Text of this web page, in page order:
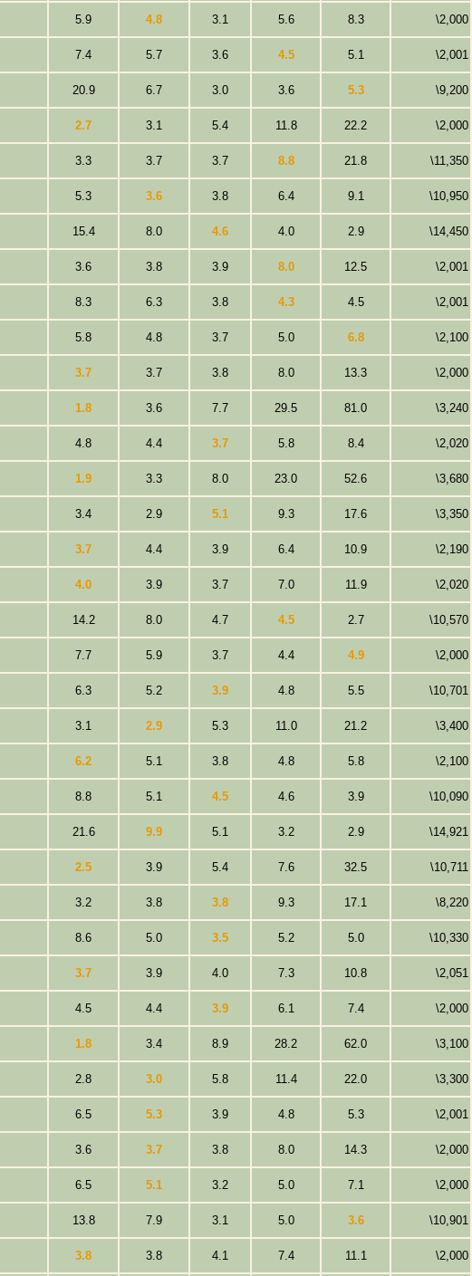
5.9 4.8 3.1 5.6 8.3 \2,000
7.4 5.7 3.6 4.5 5.1 \2,001
20.9 6.7 3.0 3.6 5.3 \9,200
2.7 3.1 5.4 11.8 22.2 \2,000
3.3 3.7 3.7 8.8 21.8 \11,350
5.3 3.6 3.8 6.4 9.1 \10,950
15.4 8.0 4.6 4.0 2.9 \14,450
3.6 3.8 3.9 8.0 12.5 \2,001
8.3 6.3 3.8 4.3 4.5 \2,001
5.8 4.8 3.7 5.0 6.8 \2,100
3.7 3.7 3.8 8.0 13.3 \2,000
1.8 3.6 7.7 29.5 81.0 \3,240
4.8 4.4 3.7 5.8 8.4 \2,020
1.9 3.3 8.0 23.0 52.6 \3,680
3.4 2.9 5.1 9.3 17.6 \3,350
3.7 4.4 3.9 6.4 10.9 \2,190
4.0 3.9 3.7 7.0 11.9 \2,020
14.2 8.0 4.7 4.5 2.7 \10,570
7.7 5.9 3.7 4.4 4.9 \2,000
6.3 5.2 3.9 4.8 5.5 \10,701
3.1 2.9 5.3 11.0 21.2 \3,400
6.2 5.1 3.8 4.8 5.8 \2,100
8.8 5.1 4.5 4.6 3.9 \10,090
21.6 9.9 5.1 3.2 2.9 \14,921
2.5 3.9 5.4 7.6 32.5 \10,711
3.2 3.8 3.8 9.3 17.1 \8,220
8.6 5.0 3.5 5.2 5.0 \10,330
3.7 3.9 4.0 7.3 10.8 \2,051
4.5 4.4 3.9 6.1 7.4 \2,000
1.8 3.4 8.9 28.2 62.0 \3,100
2.8 3.0 5.8 11.4 22.0 \3,300
6.5 5.3 3.9 4.8 5.3 \2,001
3.6 3.7 3.8 8.0 14.3 \2,000
6.5 5.1 3.2 5.0 7.1 \2,000
13.8 7.9 3.1 5.0 3.6 \10,901
3.8 3.8 4.1 7.4 11.1 \2,000